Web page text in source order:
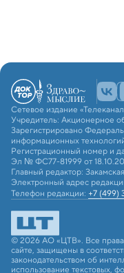
Сетевое издание
Учредитель: Акционерное
Зарегистрировано
информационных
Регистрационный номер и
Эл № ФС77-81999 от
Главный редактор:
Электронный адрес
Телефон редакции: +7 (499)
© 2026 АО «ЦТВ». Все
сайте, защищены в
законодательством об
использование текстовых,